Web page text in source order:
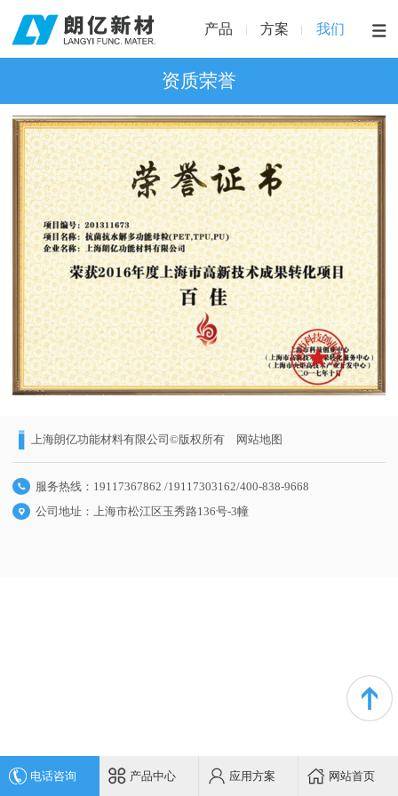
产品 方案 我们
资质荣誉
上海朗亿功能材料有限公司©版权所有 网站地图
服务热线：19117367862 /19117303162/400-838-9668
公司地址：上海市松江区玉秀路136号-3幢
电话咨询 产品中心 应用方案 网站首页